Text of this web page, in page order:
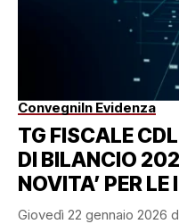
ConvegniIn Evidenza
TG FISCALE
DI BILANCIO
NOVITA’ PER LE
Giovedì 22 gennaio 2026